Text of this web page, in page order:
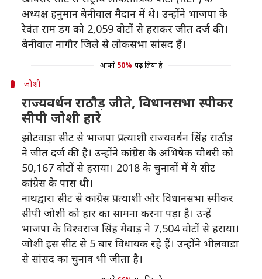
अध्यक्ष हनुमान बेनीवाल मैदान में थे। उन्होंने भाजपा के
रेवंत राम डंग को 2,059 वोटों से हराकर जीत दर्ज की।
बेनीवाल नागौर जिले से लोकसभा सांसद हैं।
आपने 50% पढ़ लिया है
जोशी
राज्यवर्धन राठौड़ जीते, विधानसभा स्पीकर
सीपी जोशी हारे
झोटवाड़ा सीट से भाजपा प्रत्याशी राज्यवर्धन सिंह राठौड़
ने जीत दर्ज की है। उन्होंने कांग्रेस के अभिषेक चौधरी को
50,167 वोटों से हराया। 2018 के चुनावों में ये सीट
कांग्रेस के पास थी।
नाथद्वारा सीट से कांग्रेस प्रत्याशी और विधानसभा स्पीकर
सीपी जोशी को हार का सामना करना पड़ा है। उन्हें
भाजपा के विश्वराज सिंह मेवाड़ ने 7,504 वोटों से हराया।
जोशी इस सीट से 5 बार विधायक रहे हैं। उन्होंने भीलवाड़ा
से सांसद का चुनाव भी जीता है।